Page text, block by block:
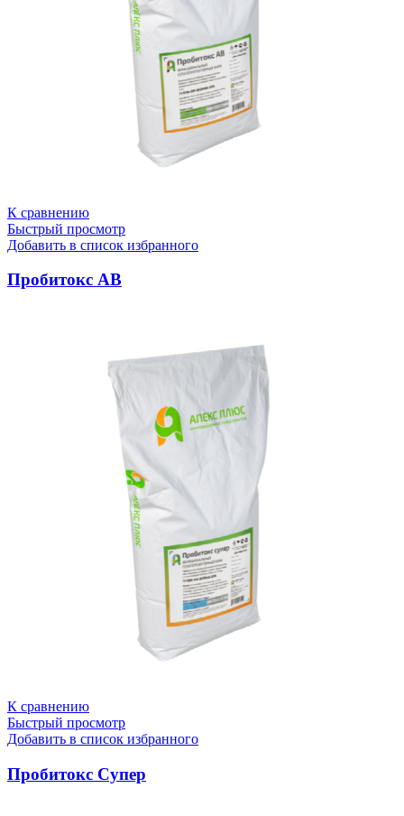
К сравнению
Быстрый просмотр
Добавить в список избранного
Пробитокс АВ
К сравнению
Быстрый просмотр
Добавить в список избранного
Пробитокс Супер